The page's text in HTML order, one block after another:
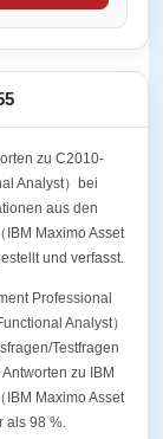
zu C2010-
Analyst）bei
aus den
IBM Maximo Asset
und verfasst.
Professional
Analyst）
Testfragen
zu IBM
IBM Maximo Asset
als 98 %.